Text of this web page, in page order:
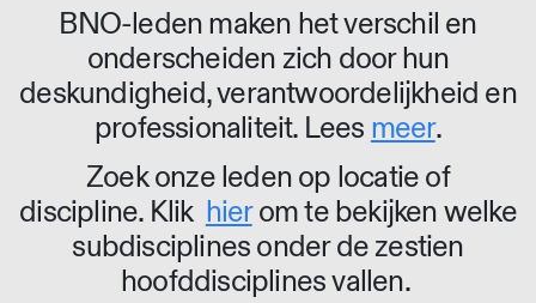
BNO-leden maken het verschil en
onderscheiden zich door hun
deskundigheid, verantwoordelijkheid en
professionaliteit. Lees meer.
Zoek onze leden op locatie of
discipline. Klik hierom te bekijken welke
subdisciplines onder de zestien
hoofddisciplines vallen.